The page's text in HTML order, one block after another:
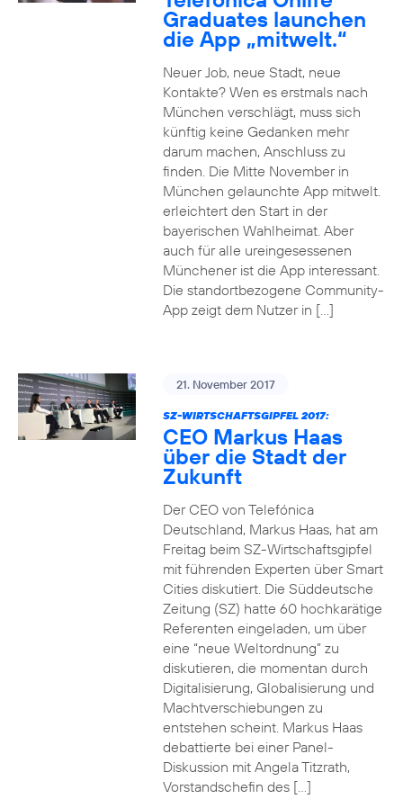
Graduates launchen
die App „mitwelt.“
Neuer Job, neue Stadt, neue
Kontakte? Wen es erstmals nach
München verschlägt, muss sich
künftig keine Gedanken mehr
darum machen, Anschluss zu
finden. Die Mitte November in
München gelaunchte App mitwelt.
erleichtert den Start in der
bayerischen Wahlheimat. Aber
auch für alle ureingesessenen
Münchener ist die App interessant.
Die standortbezogene Community-
App zeigt dem Nutzer in […]
21. November 2017
SZ-WIRTSCHAFTSGIPFEL 2017:
CEO Markus Haas
über die Stadt der
Zukunft
Der CEO von Telefónica
Deutschland, Markus Haas, hat am
Freitag beim SZ-Wirtschaftsgipfel
mit führenden Experten über Smart
Cities diskutiert. Die Süddeutsche
Zeitung (SZ) hatte 60 hochkarätige
Referenten eingeladen, um über
eine “neue Weltordnung” zu
diskutieren, die momentan durch
Digitalisierung, Globalisierung und
Machtverschiebungen zu
entstehen scheint. Markus Haas
debattierte bei einer Panel-
Diskussion mit Angela Titzrath,
Vorstandschefin des […]